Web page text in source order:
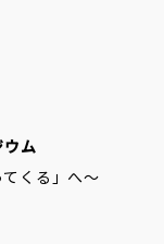
ウム
くる」へ～